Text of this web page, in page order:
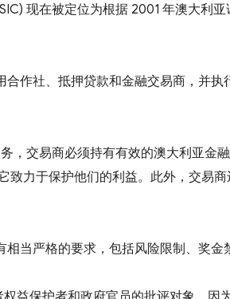
现在被定位为根据 2001 年澳大利
作社、抵押贷款和金融交易商，并
，交易商必须持有有效的澳大利亚金
致力于保护他们的利益。此外，交易
当严格的要求，包括风险限制、奖金